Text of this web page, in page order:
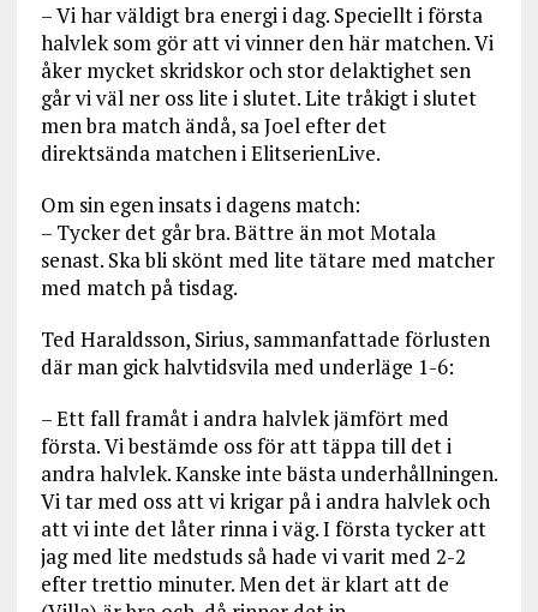
– Vi har väldigt bra energi i dag. Speciellt i första
halvlek som gör att vi vinner den här matchen. Vi
åker mycket skridskor och stor delaktighet sen
går vi väl ner oss lite i slutet. Lite tråkigt i slutet
men bra match ändå, sa Joel efter det
direktsända matchen i ElitserienLive.
Om sin egen insats i dagens match:
– Tycker det går bra. Bättre än mot Motala
senast. Ska bli skönt med lite tätare med matcher
med match på tisdag.
Ted Haraldsson, Sirius, sammanfattade förlusten
där man gick halvtidsvila med underläge 1-6:
– Ett fall framåt i andra halvlek jämfört med
första. Vi bestämde oss för att täppa till det i
andra halvlek. Kanske inte bästa underhållningen.
Vi tar med oss att vi krigar på i andra halvlek och
att vi inte det låter rinna i väg. I första tycker att
jag med lite medstuds så hade vi varit med 2-2
efter trettio minuter. Men det är klart att de